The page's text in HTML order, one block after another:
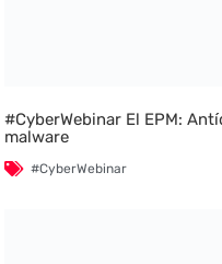
#CyberWebinar El EPM:
malware
#CyberWebinar